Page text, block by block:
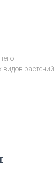
видов растений